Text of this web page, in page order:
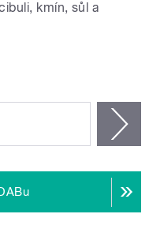
kmín, sůl a